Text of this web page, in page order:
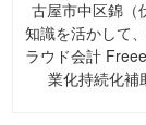
古屋市中区錦（
知識を活かして
ラウド会計
業化持続化補